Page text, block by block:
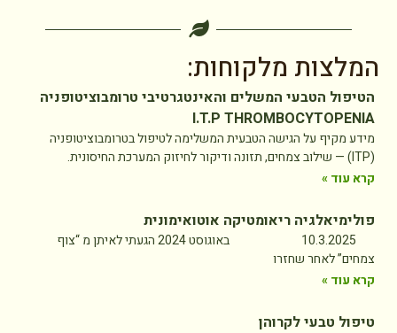
המלצות מלקוחות:
הטיפול הטבעי המשלים והאינטגרטיבי טרומבוציטופניה
I.T.P THROMBOCYTOPENIA
מידע מקיף על הגישה הטבעית המשלימה לטיפול בטרומבוציטופניה
(ITP) — שילוב צמחים, תזונה ודיקור לחיזוק המערכת החיסונית.
קרא עוד »
פולימיאלגיה ריאומטיקה אוטואימונית
10.3.2025 באוגוסט 2024 הגעתי לאיתן מ “צוף
צמחים” לאחר שחזרו
קרא עוד »
טיפול טבעי לקרוהן